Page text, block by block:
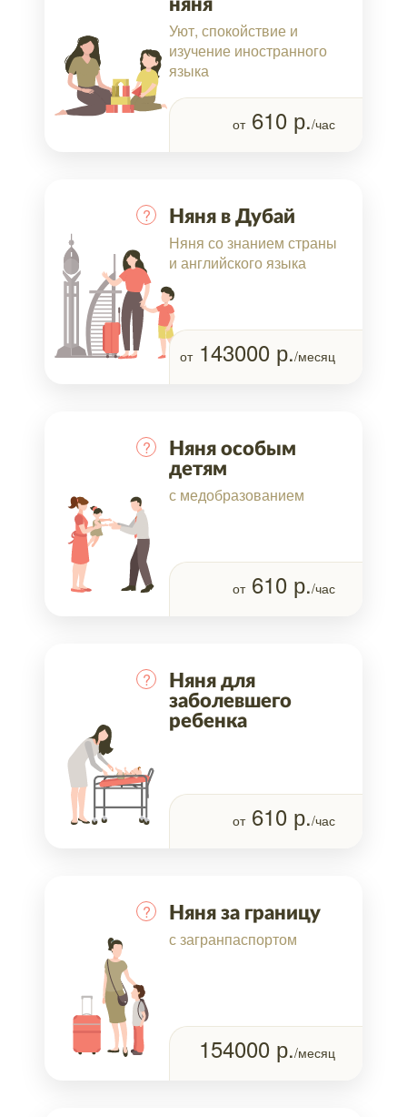
няня
Уют, спокойствие и
изучение иностранного
языка
от 610 р./час
Няня в Дубай
Няня со знанием страны
и английского языка
?
от 143000 р./месяц
Няня особым
детям
с медобразованием
?
от 610 р./час
Няня для
заболевшего
ребенка
?
от 610 р./час
Няня за границу
с загранпаспортом
?
154000 р./месяц